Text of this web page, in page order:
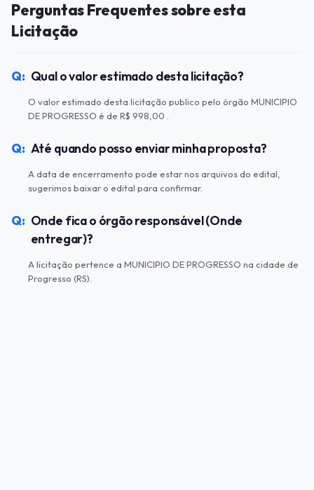
Perguntas Frequentes sobre esta
Licitação
Qual o valor estimado desta licitação?
O valor estimado desta licitação publico pelo órgão MUNICIPIO
DE PROGRESSO é de R$ 998,00 .
Até quando posso enviar minha proposta?
A data de encerramento pode estar nos arquivos do edital,
sugerimos baixar o edital para confirmar.
Onde fica o órgão responsável (Onde
entregar)?
A licitação pertence a MUNICIPIO DE PROGRESSO na cidade de
Progresso (RS).